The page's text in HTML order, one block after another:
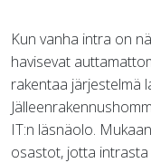
Kun vanha intra on
havisevat
rakentaa järjestelmä
IT:n läsnäolo.
osastot, jotta intrasta